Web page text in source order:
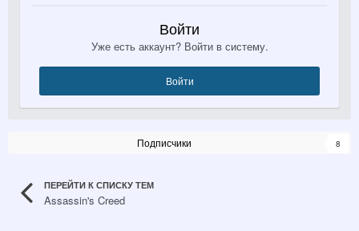
Войти
Уже есть аккаунт? Войти в систему.
Войти
Подписчики 8
ПЕРЕЙТИ К СПИСКУ ТЕМ
Assassin's Creed